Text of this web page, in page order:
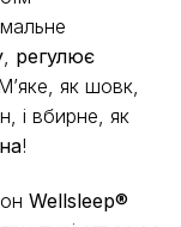
, регулює
як шовк,
і вбирне, як
!
Wellsleep®